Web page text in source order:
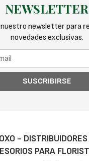
NEWSLETTER
newsletter para
novedades exclusivas.
SUSCRIBIRSE
-
PARA